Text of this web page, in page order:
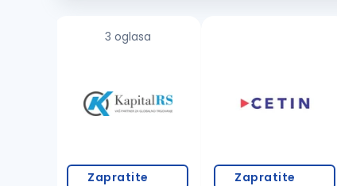
3 oglasa
Zapratite Zapratite